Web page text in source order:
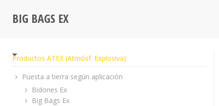
BIG BAGS EX
Productos ATEX (Atmósf. Explosiva)
Puesta a tierra según aplicación
Bidones Ex
Big Bags Ex